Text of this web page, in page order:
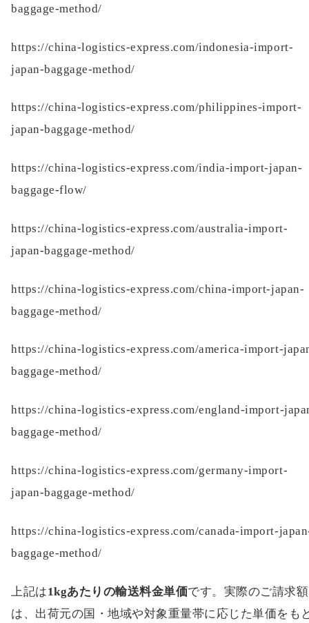
baggage-method/
https://china-logistics-express.com/indonesia-import-
japan-baggage-method/
https://china-logistics-express.com/philippines-import-
japan-baggage-method/
https://china-logistics-express.com/india-import-japan-
baggage-flow/
https://china-logistics-express.com/australia-import-
japan-baggage-method/
https://china-logistics-express.com/china-import-japan-
baggage-method/
https://china-logistics-express.com/america-import-
baggage-method/
https://china-logistics-express.com/england-import-
baggage-method/
https://china-logistics-express.com/germany-import-
japan-baggage-method/
https://china-logistics-express.com/canada-import-
baggage-method/
上記は1kgあたりの輸送料金単価です。実際のご請求額
は、出荷元の国・地域や対象重量帯に応じた単価をも